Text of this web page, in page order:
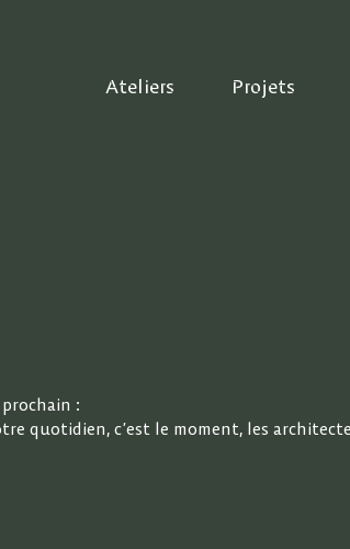
Ateliers Projets
:
quotidien, c’est le moment, les